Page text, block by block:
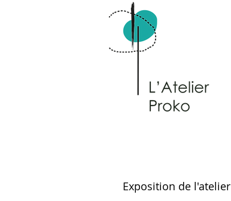
Exposition de l'atelier